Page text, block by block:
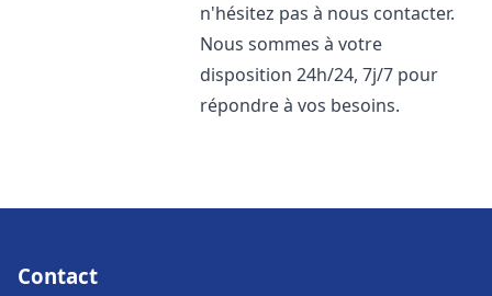
n'hésitez pas à nous contacter.
Nous sommes à votre
disposition 24h/24, 7j/7 pour
répondre à vos besoins.
Contact